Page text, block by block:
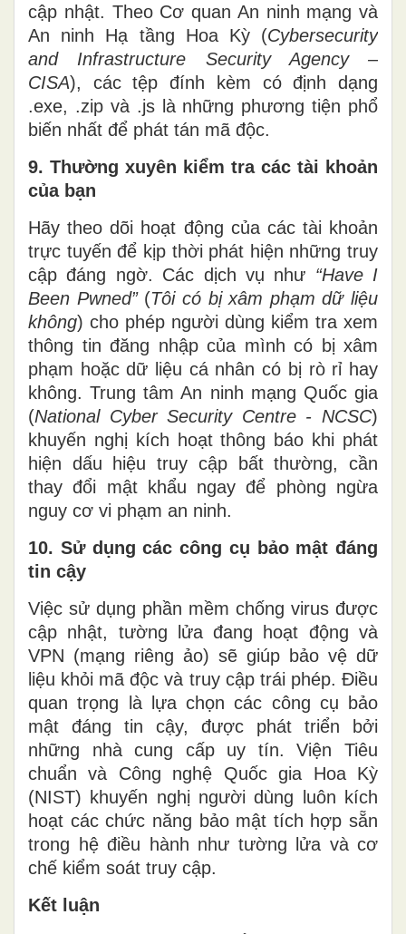
cập nhật. Theo Cơ quan An ninh mạng và
An ninh Hạ tầng Hoa Kỳ (Cybersecurity
and Infrastructure Security Agency –
CISA), các tệp đính kèm có định dạng
.exe, .zip và .js là những phương tiện phổ
biến nhất để phát tán mã độc.
9. Thường xuyên kiểm tra các tài khoản
của bạn
Hãy theo dõi hoạt động của các tài khoản
trực tuyến để kịp thời phát hiện những truy
cập đáng ngờ. Các dịch vụ như “Have I
Been Pwned”(Tôi có bị xâm phạm dữ liệu
không) cho phép người dùng kiểm tra xem
thông tin đăng nhập của mình có bị xâm
phạm hoặc dữ liệu cá nhân có bị rò rỉ hay
không. Trung tâm An ninh mạng Quốc gia
(National Cyber Security Centre - NCSC)
khuyến nghị kích hoạt thông báo khi phát
hiện dấu hiệu truy cập bất thường, cần
thay đổi mật khẩu ngay để phòng ngừa
nguy cơ vi phạm an ninh.
10. Sử dụng các công cụ bảo mật đáng
tin cậy
Việc sử dụng phần mềm chống virus được
cập nhật, tường lửa đang hoạt động và
VPN (mạng riêng ảo) sẽ giúp bảo vệ dữ
liệu khỏi mã độc và truy cập trái phép. Điều
quan trọng là lựa chọn các công cụ bảo
mật đáng tin cậy, được phát triển bởi
những nhà cung cấp uy tín. Viện Tiêu
chuẩn và Công nghệ Quốc gia Hoa Kỳ
(NIST) khuyến nghị người dùng luôn kích
hoạt các chức năng bảo mật tích hợp sẵn
trong hệ điều hành như tường lửa và cơ
chế kiểm soát truy cập.
Kết luận